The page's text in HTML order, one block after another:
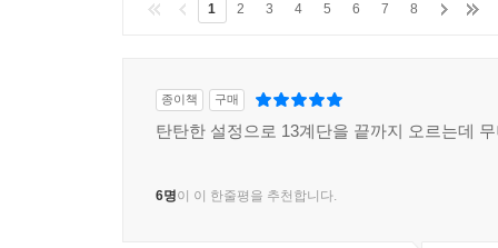
1 2 3 4 5 6 7 8
종이책 구매
탄탄한 설정으로 13계단을 끝까지 오르는데
6명이 이 한줄평을 추천합니다.